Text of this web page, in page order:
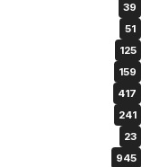
39
51
125
159
417
241
23
945